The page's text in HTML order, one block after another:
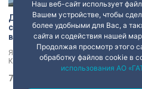
Два юных петербуржца
стали победителями
всероссийского конкурса
«Моя страна — моя Россия»
Якутская сказка и легенды
Калининграда в новых образах.
Два юных петербуржца стали
победителями всероссийского
7 августа 2026
Наш веб-сайт использует
Вашем устройстве, чтобы
более удобными для Вас, а
сайта и содействия нашей
Продолжая просмотр этого
обработку файлов cookie в
использования АО